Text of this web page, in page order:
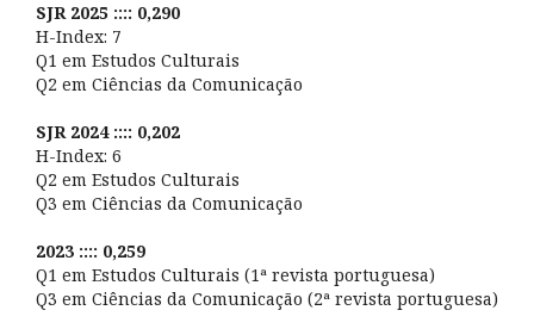
SJR 2025 :::: 0,290
H-Index: 7
Q1 em Estudos Culturais
Q2 em Ciências da Comunicação
SJR 2024 :::: 0,202
H-Index: 6
Q2 em Estudos Culturais
Q3 em Ciências da Comunicação
2023 :::: 0,259
Q1 em Estudos Culturais (1ª revista portuguesa)
Q3 em Ciências da Comunicação (2ª revista portuguesa)